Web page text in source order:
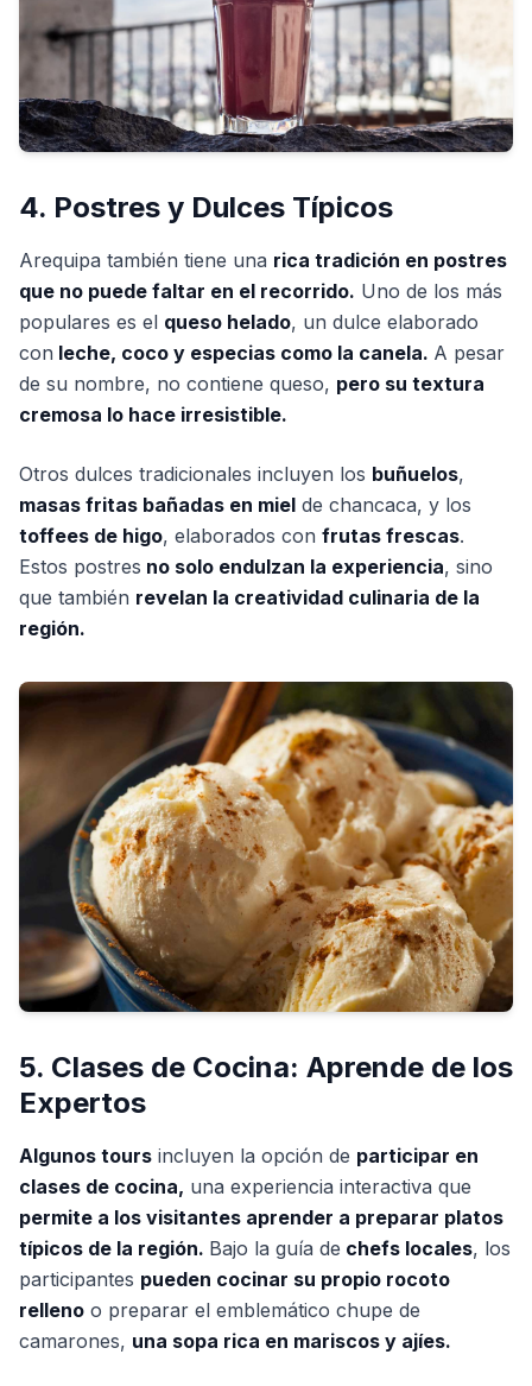
4. Postres y Dulces Típicos
Arequipa también tiene una rica tradición en postres
que no puede faltar en el recorrido. Uno de los más
populares es el queso helado, un dulce elaborado
con leche, coco y especias como la canela. A pesar
de su nombre, no contiene queso, pero su textura
cremosa lo hace irresistible.
Otros dulces tradicionales incluyen los buñuelos,
masas fritas bañadas en miel de chancaca, y los
toffees de higo, elaborados con frutas frescas.
Estos postres no solo endulzan la experiencia, sino
que también revelan la creatividad culinaria de la
región.
5. Clases de Cocina: Aprende de los
Expertos
Algunos tours incluyen la opción de participar en
clases de cocina, una experiencia interactiva que
permite a los visitantes aprender a preparar platos
típicos de la región. Bajo la guía de chefs locales, los
participantes pueden cocinar su propio rocoto
relleno o preparar el emblemático chupe de
camarones, una sopa rica en mariscos y ajíes.